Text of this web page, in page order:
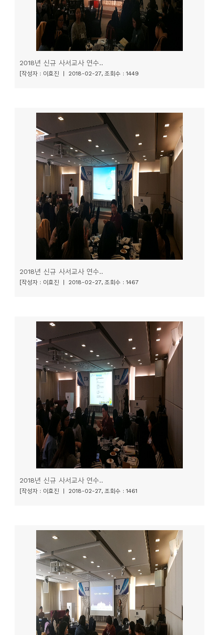
2018년 신규 사서교사 연수..
[작성자 : 이효진 | 2018-02-27, 조회수 : 1449
2018년 신규 사서교사 연수..
[작성자 : 이효진 | 2018-02-27, 조회수 : 1467
2018년 신규 사서교사 연수..
[작성자 : 이효진 | 2018-02-27, 조회수 : 1461